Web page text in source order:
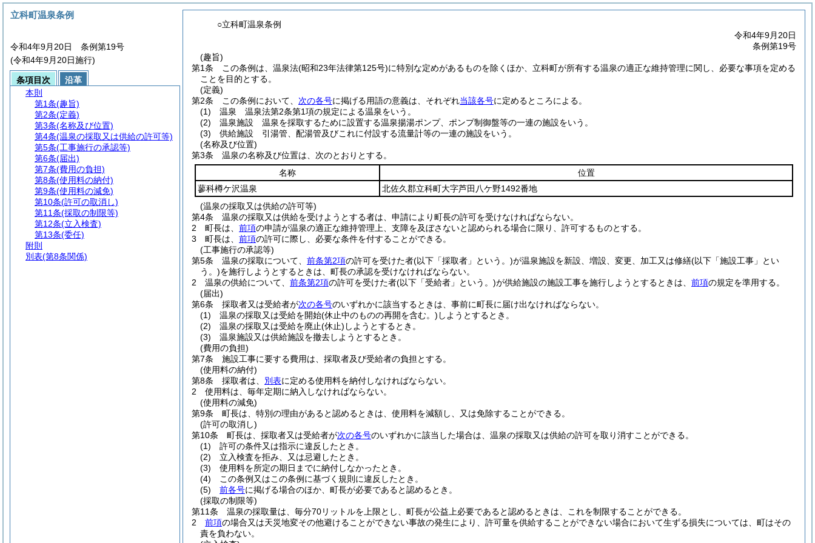
○立科町温泉条例
令和4年9月20日
条例第19号
(趣旨)
第1条
この条例は、温泉法(昭和23年法律第125号)に特別な定めがあるものを除くほか、立科町が所有する温泉の適正な維持管理に関し、必要な事項を定める
ことを目的とする。
(定義)
第2条
この条例において、 次の各号に掲げる用語の意義は、それぞれ当該各号に定めるところによる。
(1)
温泉 温泉法第2条第1項の規定による温泉をいう。
(2)
温泉施設 温泉を採取するために設置する温泉揚湯ポンプ、ポンプ制御盤等の一連の施設をいう。
(3)
供給施設 引湯管、配湯管及びこれに付設する流量計等の一連の施設をいう。
(名称及び位置)
第3条
温泉の名称及び位置は、次のとおりとする。
名称
位置
蓼科樽ケ沢温泉
北佐久郡立科町大字芦田八ケ野1492番地
(温泉の採取又は供給の許可等)
第4条
温泉の採取又は供給を受けようとする者は、申請により町長の許可を受けなければならない。
2
町長は、 前項の申請が温泉の適正な維持管理上、支障を及ぼさないと認められる場合に限り、許可するものとする。
3
町長は、 前項の許可に際し、必要な条件を付することができる。
(工事施行の承認等)
第5条
温泉の採取について、 前条第2項の許可を受けた者(以下「採取者」という。)が温泉施設を新設、増設、変更、加工又は修繕(以下「施設工事」とい
う。)を施行しようとするときは、町長の承認を受けなければならない。
2
温泉の供給について、 前条第2項の許可を受けた者(以下「受給者」という。)が供給施設の施設工事を施行しようとするときは、 前項の規定を準用する。
(届出)
第6条
採取者又は受給者が次の各号のいずれかに該当するときは、事前に町長に届け出なければならない。
(1)
温泉の採取又は受給を開始(休止中のものの再開を含む。) しようとするとき。
(2)
温泉の採取又は受給を廃止(休止) しようとするとき。
(3)
温泉施設又は供給施設を撤去しようとするとき。
(費用の負担)
第7条
施設工事に要する費用は、採取者及び受給者の負担とする。
(使用料の納付)
第8条
採取者は、 別表に定める使用料を納付しなければならない。
2
使用料は、毎年定期に納入しなければならない。
(使用料の減免)
第9条
町長は、特別の理由があると認めるときは、使用料を減額し、又は免除することができる。
(許可の取消し)
第10条
町長は、採取者又は受給者が次の各号のいずれかに該当した場合は、温泉の採取又は供給の許可を取り消すことができる。
(1)
許可の条件又は指示に違反したとき。
(2)
立入検査を拒み、又は忌避したとき。
(3)
使用料を所定の期日までに納付しなかったとき。
(4)
この条例又はこの条例に基づく規則に違反したとき。
(5)
前各号に掲げる場合のほか、町長が必要であると認めるとき。
(採取の制限等)
第11条
温泉の採取量は、毎分70リットルを上限とし、町長が公益上必要であると認めるときは、これを制限することができる。
2
前項の場合又は天災地変その他避けることができない事故の発生により、許可量を供給することができない場合において生ずる損失については、町はその
責を負わない。
立科町温泉条例
令和4年9月20日 条例第19号
(令和4年9月20日施行)
条項目次
沿革
本則
第1条(趣旨)
第2条(定義)
第3条(名称及び位置)
第4条(温泉の採取又は供給の許可等)
第5条(工事施行の承認等)
第6条(届出)
第7条(費用の負担)
第8条(使用料の納付)
第9条(使用料の減免)
第10条(許可の取消し)
第11条(採取の制限等)
第12条(立入検査)
第13条(委任)
附則
別表(第8条関係)